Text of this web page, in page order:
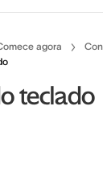
agora
teclado